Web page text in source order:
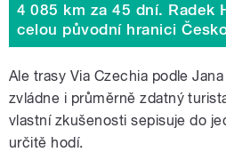
4 085 km za 45 dní. Radek
celou původní hranici
Ale trasy Via Czechia podle
zvládne i průměrně zdatný
vlastní zkušenosti sepisuje do
určitě hodí.